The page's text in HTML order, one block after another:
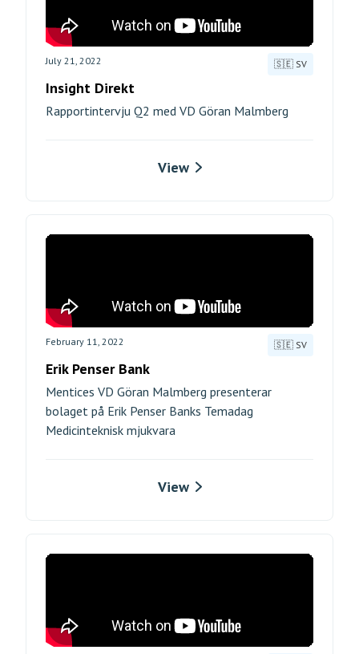
July 21, 2022 🇸🇪 SV
Insight Direkt
Rapportintervju Q2 med VD Göran Malmberg
View
February 11, 2022 🇸🇪 SV
Erik Penser Bank
Mentices VD Göran Malmberg presenterar
bolaget på Erik Penser Banks Temadag
Medicinteknisk mjukvara
View